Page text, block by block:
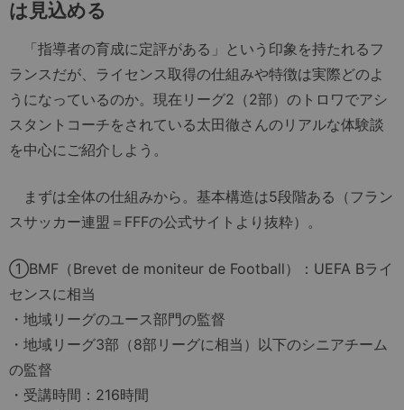
は見込める
「指導者の育成に定評がある」という印象を持たれるフ
ランスだが、ライセンス取得の仕組みや特徴は実際どのよ
うになっているのか。現在リーグ2（2部）のトロワでアシ
スタントコーチをされている太田徹さんのリアルな体験談
を中心にご紹介しよう。
まずは全体の仕組みから。基本構造は5段階ある（フラン
スサッカー連盟＝FFFの公式サイトより抜粋）。
①BMF（Brevet de moniteur de Football）：UEFA Bライ
センスに相当
・地域リーグのユース部門の監督
・地域リーグ3部（8部リーグに相当）以下のシニアチーム
の監督
・受講時間：216時間